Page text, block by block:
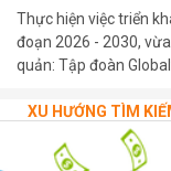
Thực hiện việc triển
đoạn 2026 - 2030,
quản: Tập đoàn
hóa tại các di tích cấp
XU HƯỚNG TÌM